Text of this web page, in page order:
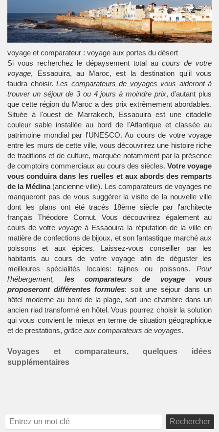
voyage et comparateur : voyage aux portes du désert
Si vous recherchez le dépaysement total aucours de votre
voyage, Essaouira, au Maroc, est la destination qu'il vous
faudra choisir. Les comparateurs de voyages vous aideront à
trouver un séjour de 3 ou 4 jours à moindre prix, d'autant plus
que cette région du Maroc a des prix extrêmement abordables.
Située à l'ouest de Marrakech, Essaouira est une citadelle
couleur sable installée au bord de l'Atlantique et classée au
patrimoine mondial par l'UNESCO. Au cours de votre voyage
entre les murs de cette ville, vous découvrirez une histoire riche
de traditions et de culture, marquée notamment par la présence
de comptoirs commerciaux au cours des siècles. Votre voyage
vous conduira dans les ruelles et aux abords des remparts
de la Médina(ancienne ville). Les comparateurs de voyages ne
manqueront pas de vous suggérer la visite de la nouvelle ville
dont les plans ont été tracés 18ème siècle par l'architecte
français Théodore Cornut. Vous découvrirez également au
cours de votre voyage à Essaouira la réputation de la ville en
matière de confections de bijoux, et son fantastique marché aux
poissons et aux épices. Laissez-vous conseiller par les
habitants au cours de votre voyage afin de déguster les
meilleures spécialités locales: tajines ou poissons. Pour
l'hébergement, les comparateurs de voyage vous
proposeront différentes formules: soit une séjour dans un
hôtel moderne au bord de la plage, soit une chambre dans un
ancien riad transformé en hôtel. Vous pourrez choisir la solution
qui vous convient le mieux en terme de situation géographique
et de prestations, grâce aux comparateurs de voyages.
Voyages et comparateurs, quelques idées
supplémentaires
Rechercher